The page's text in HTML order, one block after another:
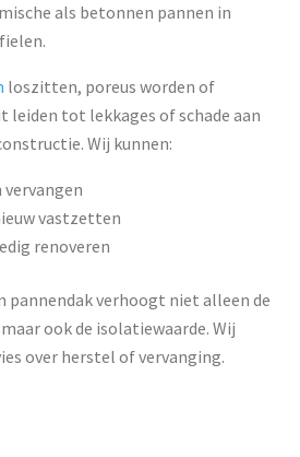
als betonnen pannen in
loszitten, poreus worden of
leiden tot lekkages of schade aan
Wij kunnen:
vastzetten
renoveren
pannendak verhoogt niet alleen de
ook de isolatiewaarde. Wij
over herstel of vervanging.